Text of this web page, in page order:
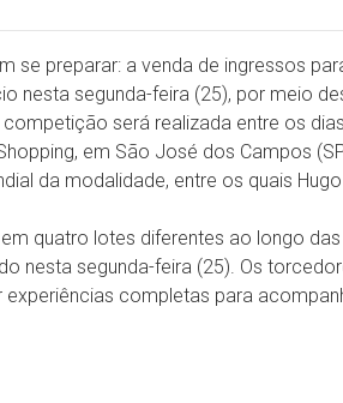
se preparar: a venda de ingressos
nesta segunda-feira (25), por meio
será realizada entre os
em São José dos Campos
da modalidade, entre os quais
quatro lotes diferentes ao longo
nesta segunda-feira (25). Os
completas para